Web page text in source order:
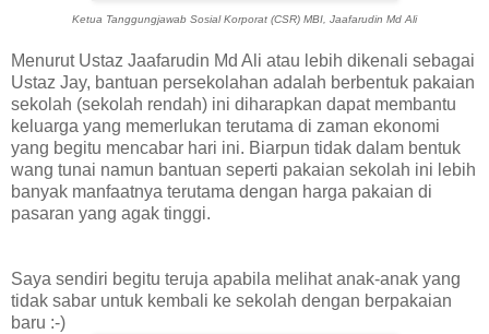
Ketua Tanggungjawab Sosial Korporat (CSR) MBI, Jaafarudin Md Ali
Menurut Ustaz Jaafarudin Md Ali atau lebih dikenali sebagai
Ustaz Jay, bantuan persekolahan adalah berbentuk pakaian
sekolah (sekolah rendah) ini diharapkan dapat membantu
keluarga yang memerlukan terutama di zaman ekonomi
yang begitu mencabar hari ini. Biarpun tidak dalam bentuk
wang tunai namun bantuan seperti pakaian sekolah ini lebih
banyak manfaatnya terutama dengan harga pakaian di
pasaran yang agak tinggi.
Saya sendiri begitu teruja apabila melihat anak-anak yang
tidak sabar untuk kembali ke sekolah dengan berpakaian
baru :-)